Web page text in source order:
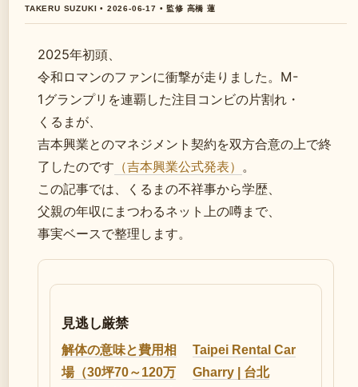
TAKERU SUZUKI • 2026-06-17 • 監修 高橋 蓮
2025年初頭、
令和ロマンのファンに衝撃が走りました。M-
1グランプリを連覇した注目コンビの片割れ・
くるまが、
吉本興業とのマネジメント契約を双方合意の上で終
了したのです （吉本興業公式発表） 。
この記事では、くるまの不祥事から学歴、
父親の年収にまつわるネット上の噂まで、
事実ベースで整理します。
見逃し厳禁
解体の意味と費用相
場（30坪70～120万
Taipei Rental Car
Gharry | 台北